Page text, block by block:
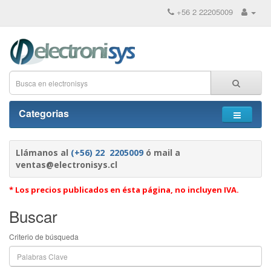
+56 2 22205009
Categorias
Llámanos al (+56) 22 2205009 ó mail a
ventas@electronisys.cl
* Los precios publicados en ésta página, no incluyen IVA.
Buscar
Criterio de búsqueda